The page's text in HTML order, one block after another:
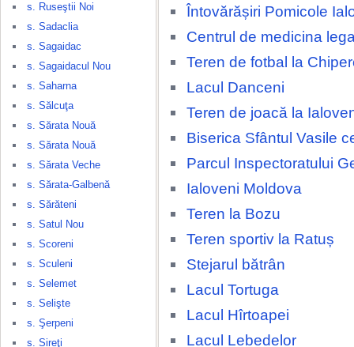
s. Ruseştii Noi
s. Sadaclia
s. Sagaidac
s. Sagaidacul Nou
s. Saharna
s. Sălcuţa
s. Sărata Nouă
s. Sărata Nouă
s. Sărata Veche
s. Sărata-Galbenă
s. Sărăteni
s. Satul Nou
s. Scoreni
s. Sculeni
s. Selemet
s. Selişte
s. Şerpeni
s. Sireţi
Întovărășiri Pomicole
Centrul de medicina
Teren de fotbal la
Lacul Danceni
Teren de joacă la
Biserica Sfântul Vasile
Parcul Inspectoratului
Ialoveni Moldova
Teren la Bozu
Teren sportiv la Ratuș
Stejarul bătrân
Lacul Tortuga
Lacul Hîrtoapei
Lacul Lebedelor